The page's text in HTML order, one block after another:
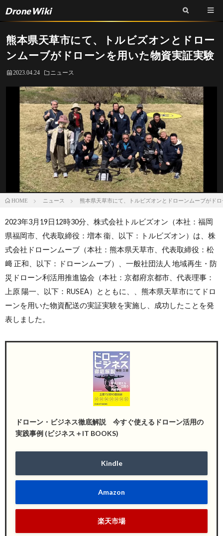
DroneWiki
熊本県天草市にて、トルビズオンとドロー
ンムーブがドローンを用いた物資実証実験
2023.04.24 ニュース
HOME ニュース 熊本県天草市にて、トルビズオンとドローンムーブがド
2023年3月19日12時30分、株式会社トルビズオン（本社：福岡
県福岡市、代表取締役：増本 衞、以下：トルビズオン）は、株
式会社ドローンムーブ（本社：熊本県天草市、代表取締役：松
﨑 正和、以下：ドローンムーブ）、一般社団法人 地域再生・防
災ドローン利活用推進協会（本社：京都府京都市、代表理事：
上原 陽一、以下：RUSEA）とともに、、熊本県天草市にてドロ
ーンを用いた物資配送の実証実験を実施し、成功したことを発
表しました。
ドローン・ビジネス徹底解説 今すぐ使えるドローン活用の
実践事例 (ビジネス＋IT BOOKS)
Kindle
Amazon
楽天市場